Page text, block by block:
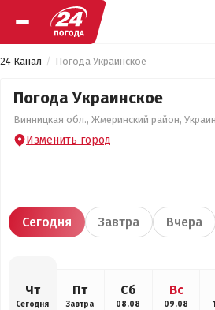
24 Канал Погода Украинское
Погода Украинское
Винницкая обл., Жмеринский район,
Изменить город
Сегодня Завтра Вчера
Чт
Сегодня
Пт
Завтра
Сб
08.08
Вс
09.08